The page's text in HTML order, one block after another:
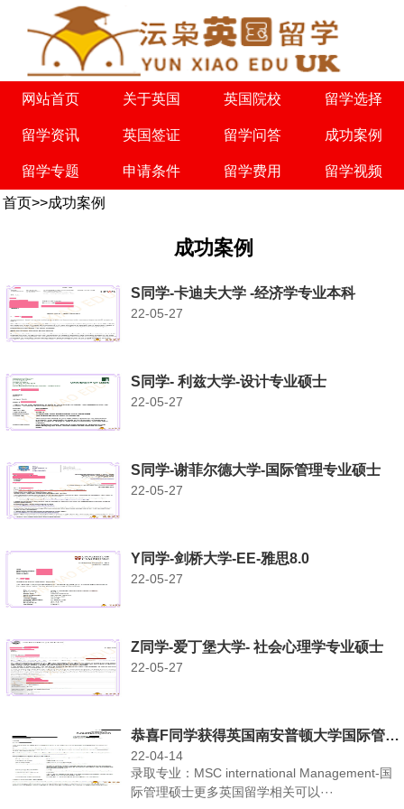
网站首页 关于英国 英国院校 留学选择
留学资讯 英国签证 留学问答 成功案例
留学专题 申请条件 留学费用 留学视频
首页>>成功案例
成功案例
S同学-卡迪夫大学 -经济学专业本科
22-05-27
S同学- 利兹大学-设计专业硕士
22-05-27
S同学-谢菲尔德大学-国际管理专业硕士
22-05-27
Y同学-剑桥大学-EE-雅思8.0
22-05-27
Z同学-爱丁堡大学- 社会心理学专业硕士
22-05-27
恭喜F同学获得英国南安普顿大学国际管理硕士录取
22-04-14
录取专业：MSC international Management-国
际管理硕士更多英国留学相关可以···